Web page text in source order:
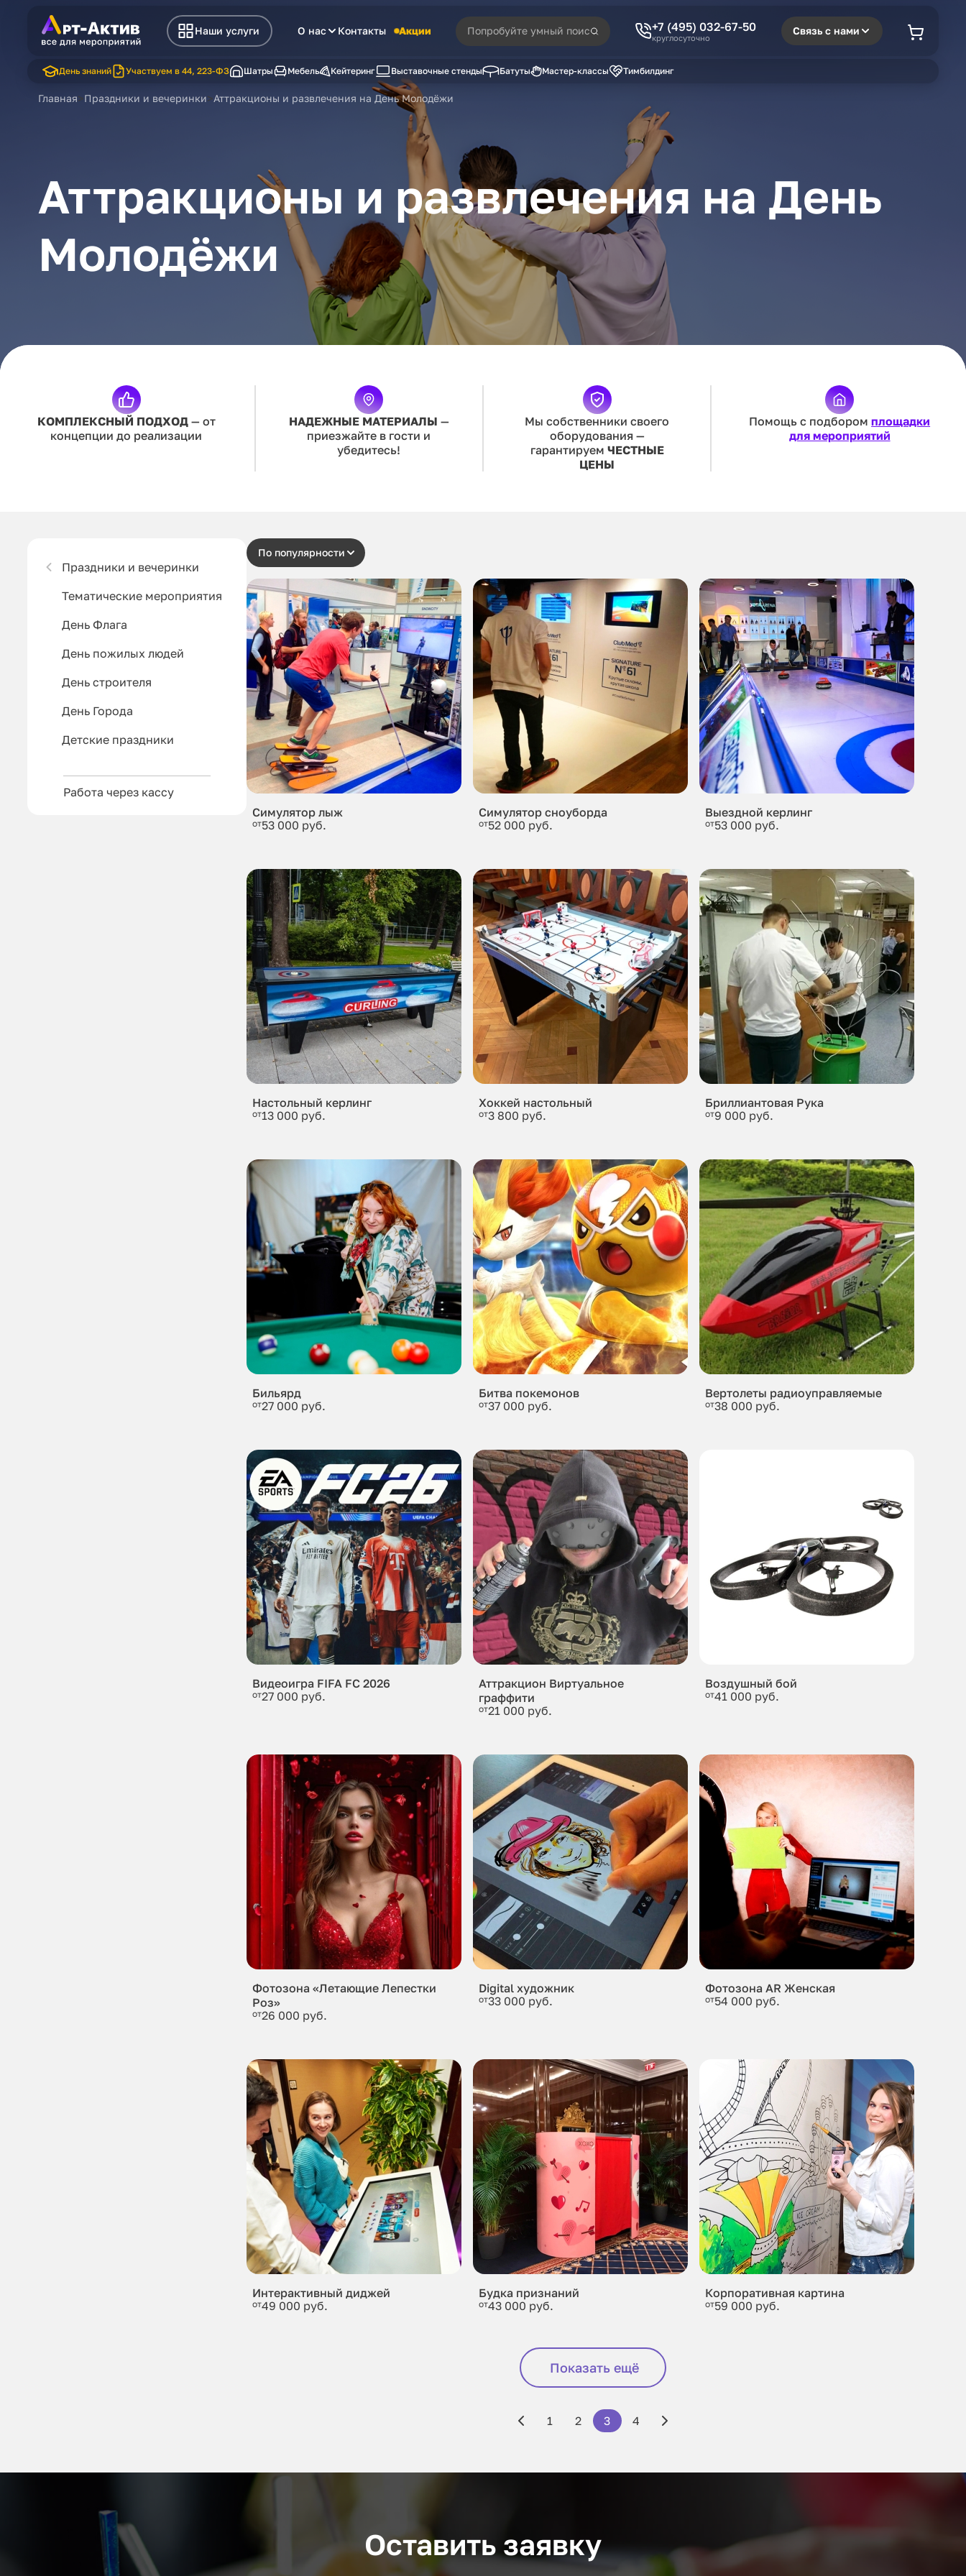
Наши услуги О нас Контакты Акции +7 (495) 032-67-50
круглосуточно
Связь с нами
День знаний Участвуем в 44, 223-ФЗ Шатры Мебель Кейтеринг Выставочные стенды Батуты Мастер-классы Тимбилдинг
Главная>Праздники и вечеринки>Аттракционы и развлечения на День Молодёжи
Аттракционы и развлечения на День
Молодёжи
КОМПЛЕКСНЫЙ ПОДХОД— от
концепции до реализации
НАДЕЖНЫЕ МАТЕРИАЛЫ —
приезжайте в гости и
убедитесь!
Мы собственники своего
оборудования —
гарантируем ЧЕСТНЫЕ
ЦЕНЫ
Помощь с подборомплощадки
для мероприятий
Праздники и вечеринки
Тематические мероприятия
День Флага
День пожилых людей
День строителя
День Города
Детские праздники
Работа через кассу
По популярности
Симулятор лыж
от53 000 руб.
Симулятор сноуборда
от52 000 руб.
Выездной керлинг
от53 000 руб.
Настольный керлинг
от13 000 руб.
Хоккей настольный
от3 800 руб.
Бриллиантовая Рука
от9 000 руб.
Бильярд
от27 000 руб.
Битва покемонов
от37 000 руб.
Вертолеты радиоуправляемые
от38 000 руб.
Видеоигра FIFA FC 2026
от27 000 руб.
Аттракцион Виртуальное
граффити
от21 000 руб.
Воздушный бой
от41 000 руб.
Фотозона «Летающие Лепестки
Роз»
от26 000 руб.
Digital художник
от33 000 руб.
Фотозона AR Женская
от54 000 руб.
Интерактивный диджей
от49 000 руб.
Будка признаний
от43 000 руб.
Корпоративная картина
от59 000 руб.
Показать ещё
1 2 3 4
Оставить заявку